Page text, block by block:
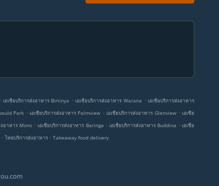
. เอเชียบริการส่งอาหาร Birtinya . เอเชียบริการส่งอาหาร Warana . เอเชียบริการส่งอาหาร
Park . เอเชียบริการส่งอาหาร Palmview . เอเชียบริการส่งอาหาร Glenview . เอเชีย
งอาหาร Mons . เอเชียบริการส่งอาหาร Baringa . เอเชียบริการส่งอาหาร Buddina . เอเชีย
. ไทยบริการส่งอาหาร . Takeaway food delivery